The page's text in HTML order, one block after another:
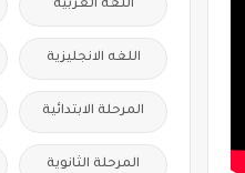
اللغة العربية
اللغه الانجليزية
المرحلة الابتدائية
المرحلة الثانوية